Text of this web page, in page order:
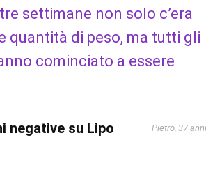
settimane non solo c’era
quantità di peso, ma tutti gli
cominciato a essere
Pietro, 37 anni
negative su Lipo